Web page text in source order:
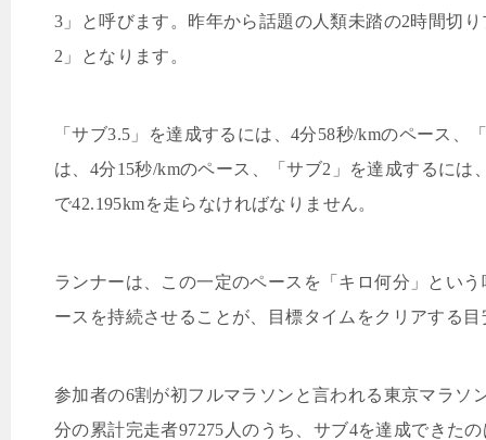
3 」と呼びます。昨年から話題の人類未踏の2時間切
2 」となります。
「サブ3.5 」を達成するには、4分58秒/kmのペース、
は、 4分15秒/kmのペース、「サブ2 」を達成するには
で42.195kmを走らなければなりません。
ランナーは、この一定のペースを「キロ何分」とい
ースを持続させることが、目標タイムをクリアする
参加者の6割が初フルマラソンと言われる東京マラソ
分の累計完走者97275 人のうち、サブ4を達成できたの